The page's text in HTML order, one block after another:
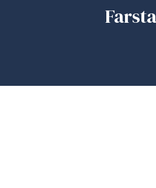
Farsta